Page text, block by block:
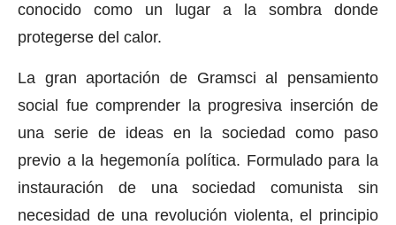
conocido como un lugar a la sombra donde
protegerse del calor.
La gran aportación de Gramsci al pensamiento
social fue comprender la progresiva inserción de
una serie de ideas en la sociedad como paso
previo a la hegemonía política. Formulado para la
instauración de una sociedad comunista sin
necesidad de una revolución violenta, el principio